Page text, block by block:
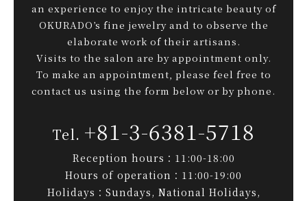
an experience to enjoy the intricate beauty of
OKURADO’s fine jewelry and to observe the
elaborate work of their artisans.
Visits to the salon are by appointment only.
To make an appointment, please feel free to
contact us using the form below or by phone.
+81-3-6381-5718
Reception hours：11:00-18:00
Hours of operation：11:00-19:00
Holidays：Sundays, National Holidays,